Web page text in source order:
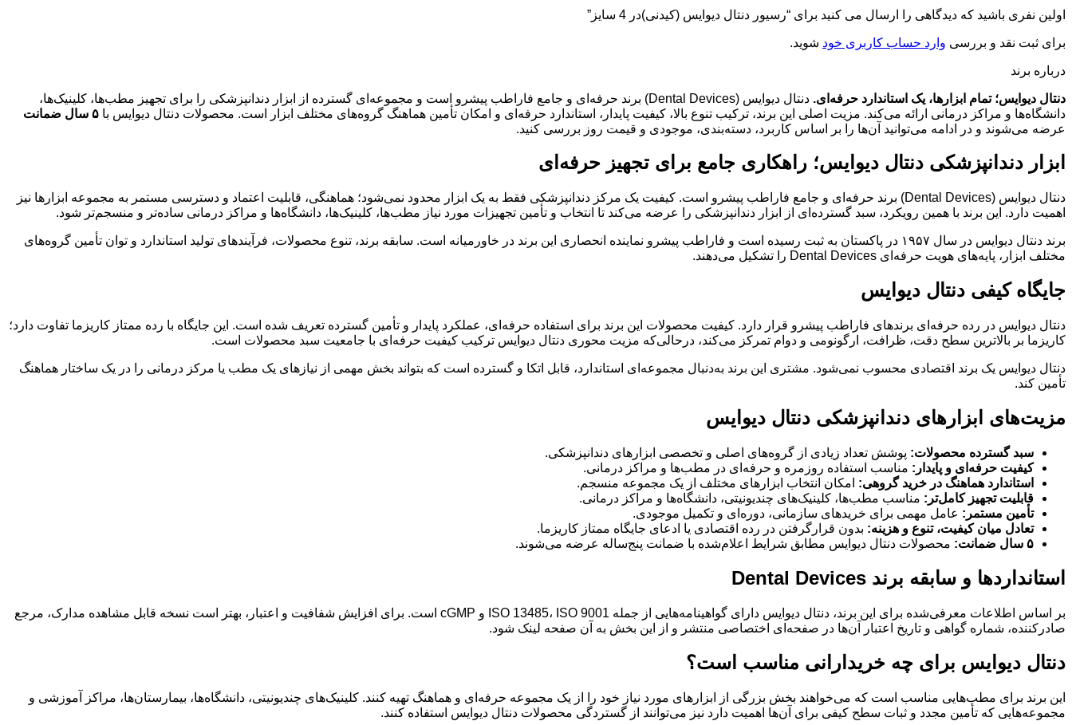
اولین نفری باشید که دیدگاهی را ارسال می کنید برای “رسیور دنتال دیوایس (کیدنی)در 4 سایز”
برای ثبت نقد و بررسی وارد حساب کاربری خود شوید.
درباره برند
دنتال دیوایس؛ تمام ابزارها، یک استاندارد حرفه‌ای.
دنتال دیوایس (Dental Devices) برند حرفه‌ای و جامع فاراطب پیشرو است و مجموعه‌ای گسترده از ابزار دندانپزشکی را برای تجهیز مطب‌ها، کلینیک‌ها،
دانشگاه‌ها و مراکز درمانی ارائه می‌کند. مزیت اصلی این برند، ترکیب تنوع بالا، کیفیت پایدار، استاندارد حرفه‌ای و امکان تأمین هماهنگ گروه‌های مختلف ابزار است. محصولات دنتال دیوایس با ۵ سال ضمانت
عرضه می‌شوند و در ادامه می‌توانید آن‌ها را بر اساس کاربرد، دسته‌بندی، موجودی و قیمت روز بررسی کنید.
ابزار دندانپزشکی دنتال دیوایس؛ راهکاری جامع برای تجهیز حرفه‌ای
دنتال دیوایس (Dental Devices) برند حرفه‌ای و جامع فاراطب پیشرو است. کیفیت یک مرکز دندانپزشکی فقط به یک ابزار محدود نمی‌شود؛ هماهنگی، قابلیت اعتماد و دسترسی مستمر به مجموعه ابزارها نیز
اهمیت دارد. این برند با همین رویکرد، سبد گسترده‌ای از ابزار دندانپزشکی را عرضه می‌کند تا انتخاب و تأمین تجهیزات مورد نیاز مطب‌ها، کلینیک‌ها، دانشگاه‌ها و مراکز درمانی ساده‌تر و منسجم‌تر شود.
برند دنتال دیوایس در سال ۱۹۵۷ در پاکستان به ثبت رسیده است و فاراطب پیشرو نماینده انحصاری این برند در خاورمیانه است. سابقه برند، تنوع محصولات، فرآیندهای تولید استاندارد و توان تأمین گروه‌های
مختلف ابزار، پایه‌های هویت حرفه‌ای Dental Devices را تشکیل می‌دهند.
جایگاه کیفی دنتال دیوایس
دنتال دیوایس در رده حرفه‌ای برندهای فاراطب پیشرو قرار دارد. کیفیت محصولات این برند برای استفاده حرفه‌ای، عملکرد پایدار و تأمین گسترده تعریف شده است. این جایگاه با رده ممتاز کاریزما تفاوت دارد؛
کاریزما بر بالاترین سطح دقت، ظرافت، ارگونومی و دوام تمرکز می‌کند، درحالی‌که مزیت محوری دنتال دیوایس ترکیب کیفیت حرفه‌ای با جامعیت سبد محصولات است.
دنتال دیوایس یک برند اقتصادی محسوب نمی‌شود. مشتری این برند به‌دنبال مجموعه‌ای استاندارد، قابل اتکا و گسترده است که بتواند بخش مهمی از نیازهای یک مطب یا مرکز درمانی را در یک ساختار هماهنگ
تأمین کند.
مزیت‌های ابزارهای دندانپزشکی دنتال دیوایس
سبد گسترده محصولات: پوشش تعداد زیادی از گروه‌های اصلی و تخصصی ابزارهای دندانپزشکی.
کیفیت حرفه‌ای و پایدار: مناسب استفاده روزمره و حرفه‌ای در مطب‌ها و مراکز درمانی.
استاندارد هماهنگ در خرید گروهی: امکان انتخاب ابزارهای مختلف از یک مجموعه منسجم.
قابلیت تجهیز کامل‌تر: مناسب مطب‌ها، کلینیک‌های چندیونیتی، دانشگاه‌ها و مراکز درمانی.
تأمین مستمر: عامل مهمی برای خریدهای سازمانی، دوره‌ای و تکمیل موجودی.
تعادل میان کیفیت، تنوع و هزینه: بدون قرارگرفتن در رده اقتصادی یا ادعای جایگاه ممتاز کاریزما.
۵ سال ضمانت:
محصولات دنتال دیوایس مطابق شرایط اعلام‌شده با ضمانت پنج‌ساله عرضه می‌شوند.
استانداردها و سابقه برند Dental Devices
بر اساس اطلاعات معرفی‌شده برای این برند، دنتال دیوایس دارای گواهینامه‌هایی از جمله ISO 13485، ISO 9001 و cGMP است. برای افزایش شفافیت و اعتبار، بهتر است نسخه قابل مشاهده مدارک، مرجع
صادرکننده، شماره گواهی و تاریخ اعتبار آن‌ها در صفحه‌ای اختصاصی منتشر و از این بخش به آن صفحه لینک شود.
دنتال دیوایس برای چه خریدارانی مناسب است؟
این برند برای مطب‌هایی مناسب است که می‌خواهند بخش بزرگی از ابزارهای مورد نیاز خود را از یک مجموعه حرفه‌ای و هماهنگ تهیه کنند. کلینیک‌های چندیونیتی، دانشگاه‌ها، بیمارستان‌ها، مراکز آموزشی و
مجموعه‌هایی که تأمین مجدد و ثبات سطح کیفی برای آن‌ها اهمیت دارد نیز می‌توانند از گستردگی محصولات دنتال دیوایس استفاده کنند.